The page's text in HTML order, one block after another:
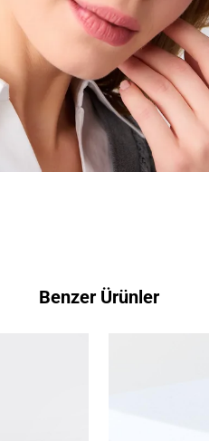
Benzer Ürünler